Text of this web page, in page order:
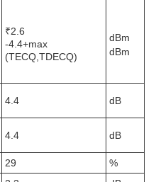
₹2.6
-4.4+max
(TECQ,TDECQ)
dBm
dBm
4.4 dB
4.4 dB
29
%